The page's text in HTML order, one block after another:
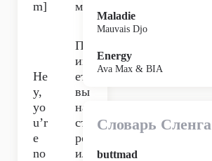
m]
м]
He
y,
yo
u’r
e
no
Пр
ив
ет,
вы
на
ст
ро
ил
Maladie
Mauvais Djo
Energy
Ava Max & BIA
Словарь Сленга
buttmad